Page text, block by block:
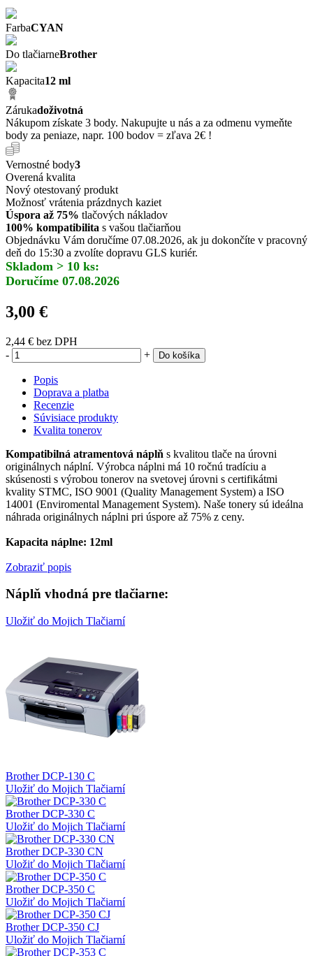
FarbaCYAN
Do tlačiarneBrother
Kapacita12 ml
Zárukadoživotná
Nákupom získate 3 body. Nakupujte u nás a za odmenu vymeňte
body za peniaze, napr. 100 bodov = zľava 2€ !
Vernostné body3
Overená kvalita
Nový otestovaný produkt
Možnosť vrátenia prázdnych kaziet
Úspora až 75% tlačových nákladov
100% kompatibilita s vašou tlačiarňou
Objednávku Vám doručíme 07.08.2026, ak ju dokončíte v pracovný
deň do 15:30 a zvolíte dopravu GLS kuriér.
Skladom > 10 ks:
Doručíme 07.08.2026
3,00 €
2,44 € bez DPH
-
+ Do košíka
Popis
Doprava a platba
Recenzie
Súvisiace produkty
Kvalita tonerov
Kompatibilná atramentová náplň s kvalitou tlače na úrovni
originálnych náplní. Výrobca náplni má 10 ročnú tradíciu a
skúsenosti s výrobou tonerov na svetovej úrovni s certifikátmi
kvality STMC, ISO 9001 (Quality Management System) a ISO
14001 (Enviromental Management System). Naše tonery sú ideálna
náhrada originálnych náplni pri úspore až 75% z ceny.
Kapacita náplne: 12ml
Zobraziť popis
Náplň vhodná pre tlačiarne:
Uložiť do Mojich Tlačiarní
Brother DCP-130 C
Uložiť do Mojich Tlačiarní
Brother DCP-330 C
Uložiť do Mojich Tlačiarní
Brother DCP-330 CN
Uložiť do Mojich Tlačiarní
Brother DCP-350 C
Uložiť do Mojich Tlačiarní
Brother DCP-350 CJ
Uložiť do Mojich Tlačiarní